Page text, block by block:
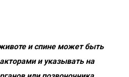
и спине может быть
и указывать на